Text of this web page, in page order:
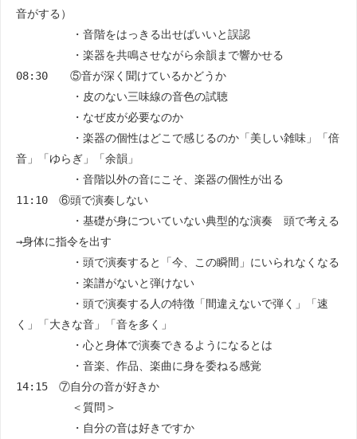
音がする）
・音階をはっきる出せばいいと誤認
・楽器を共鳴させながら余韻まで響かせる
08:30 ⑤音が深く聞けているかどうか
・皮のない三味線の音色の試聴
・なぜ皮が必要なのか
・楽器の個性はどこで感じるのか「美しい雑味」「倍
音」「ゆらぎ」「余韻」
・音階以外の音にこそ、楽器の個性が出る
11:10 ⑥頭で演奏しない
・基礎が身についていない典型的な演奏 頭で考える
→身体に指令を出す
・頭で演奏すると「今、この瞬間」にいられなくなる
・楽譜がないと弾けない
・頭で演奏する人の特徴「間違えないで弾く」「速
く」「大きな音」「音を多く」
・心と身体で演奏できるようになるとは
・音楽、作品、楽曲に身を委ねる感覚
14:15 ⑦自分の音が好きか
＜質問＞
・自分の音は好きですか